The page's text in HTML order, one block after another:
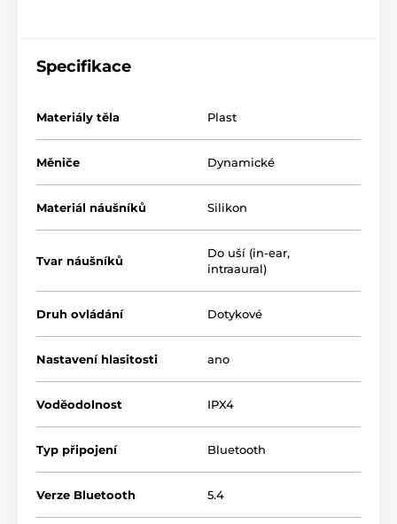
Specifikace
Materiály těla Plast
Měniče Dynamické
Materiál náušníků Silikon
Tvar náušníků
Do uší (in-ear,
intraaural)
Druh ovládání Dotykové
Nastavení hlasitosti ano
Voděodolnost IPX4
Typ připojení Bluetooth
Verze Bluetooth 5.4